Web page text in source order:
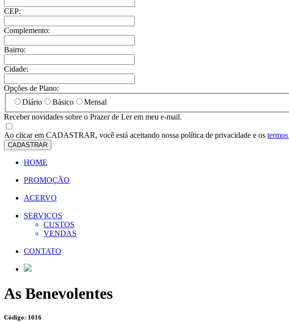
CEP:
Complemento:
Bairro:
Cidade:
Opções de Plano:
Diário
Básico
Mensal
Receber novidades sobre o Prazer de Ler em meu e-mail.
Ao clicar em CADASTRAR, você está aceitando nossa política de privacidade e os
CADASTRAR
HOME
PROMOÇÃO
ACERVO
SERVIÇOS
CUSTOS
VENDAS
CONTATO
As Benevolentes
Código: 1016